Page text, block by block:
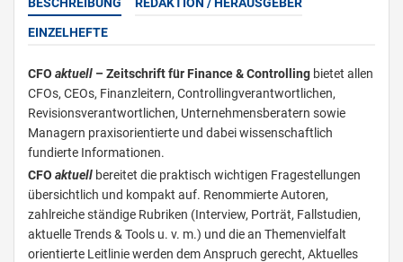
EINZELHEFTE
CFO aktuell – Zeitschrift für Finance & Controlling bietet allen
CFOs, CEOs, Finanzleitern, Controllingverantwortlichen,
Revisionsverantwortlichen, Unternehmensberatern sowie
Managern praxisorientierte und dabei wissenschaftlich
fundierte Informationen.
CFO aktuell bereitet die praktisch wichtigen Fragestellungen
übersichtlich und kompakt auf. Renommierte Autoren,
zahlreiche ständige Rubriken (Interview, Porträt, Fallstudien,
aktuelle Trends & Tools u. v. m.) und die an Themenvielfalt
orientierte Leitlinie werden dem Anspruch gerecht, Aktuelles